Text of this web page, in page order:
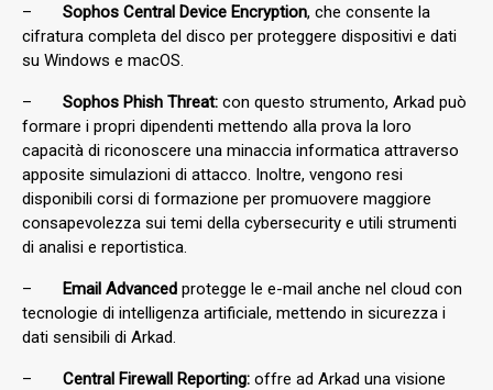
– Sophos Central Device Encryption, che consente la
cifratura completa del disco per proteggere dispositivi e dati
su Windows e macOS.
– Sophos Phish Threat: con questo strumento, Arkad può
formare i propri dipendenti mettendo alla prova la loro
capacità di riconoscere una minaccia informatica attraverso
apposite simulazioni di attacco. Inoltre, vengono resi
disponibili corsi di formazione per promuovere maggiore
consapevolezza sui temi della cybersecurity e utili strumenti
di analisi e reportistica.
– Email Advanced protegge le e-mail anche nel cloud con
tecnologie di intelligenza artificiale, mettendo in sicurezza i
dati sensibili di Arkad.
– Central Firewall Reporting: offre ad Arkad una visione